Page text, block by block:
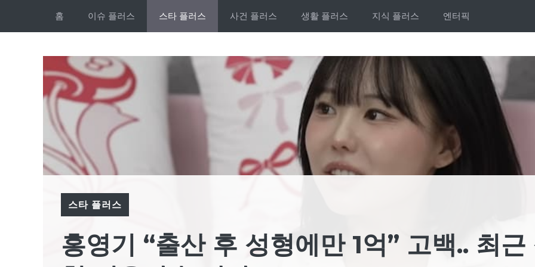
홈 이슈 플러스 스타 플러스 사건 플러스 생활 플러스 지식 플러스 엔터픽
스타 플러스
홍영기 “출산 후 성형에만 1억” 고백.. 최근